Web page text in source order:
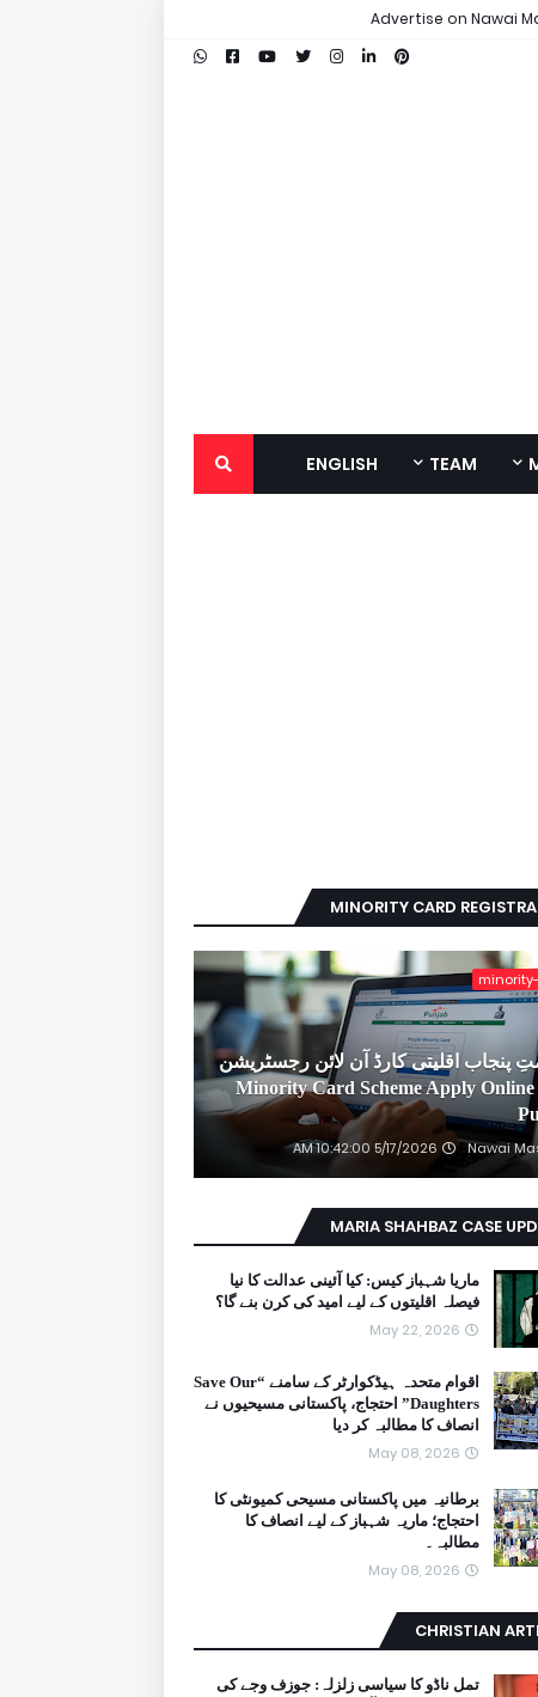
Advertise on Nawai
TEAM
ENGLISH
MINORITY CARD
پنجاب اقلیتی کارڈ آن لائن رجسٹریشن
2026 Minority Card Scheme Apply Online
Nawai
5/17/2026 10:42:00 AM
MARIA SHAHBAZ CASE
ماریا شہباز کیس: کیا آئینی عدالت کا نیا
فیصلہ اقلیتوں کے لیے امید کی کرن بنے گا؟
May 22, 2026
اقوام متحدہ ہیڈکوارٹر کے سامنے “Save Our
Daughters” احتجاج، پاکستانی مسیحیوں نے
انصاف کا مطالبہ کر دیا
May 08, 2026
برطانیہ میں پاکستانی مسیحی کمیونٹی کا
احتجاج؛ ماریہ شہباز کے لیے انصاف کا
مطالبہ۔
May 08, 2026
CHRISTIAN
تمل ناڈو کا سیاسی زلزلہ: جوزف وجے کی